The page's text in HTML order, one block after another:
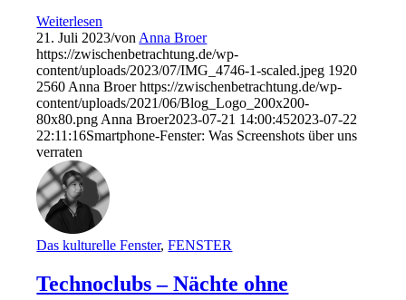
Weiterlesen
21. Juli 2023/von Anna Broer
https://zwischenbetrachtung.de/wp-
content/uploads/2023/07/IMG_4746-1-scaled.jpeg 1920
2560 Anna Broer https://zwischenbetrachtung.de/wp-
content/uploads/2021/06/Blog_Logo_200x200-
80x80.png Anna Broer2023-07-21 14:00:452023-07-22
22:11:16Smartphone-Fenster: Was Screenshots über uns
verraten
Das kulturelle Fenster,FENSTER
Technoclubs – Nächte ohne